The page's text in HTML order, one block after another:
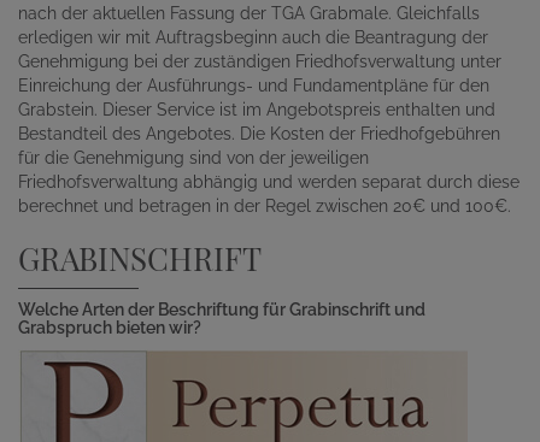
nach der aktuellen Fassung der TGA Grabmale. Gleichfalls
erledigen wir mit Auftragsbeginn auch die Beantragung der
Genehmigung bei der zuständigen Friedhofsverwaltung unter
Einreichung der Ausführungs- und Fundamentpläne für den
Grabstein. Dieser Service ist im Angebotspreis enthalten und
Bestandteil des Angebotes. Die Kosten der Friedhofgebühren
für die Genehmigung sind von der jeweiligen
Friedhofsverwaltung abhängig und werden separat durch diese
berechnet und betragen in der Regel zwischen 20€ und 100€.
GRABINSCHRIFT
Welche Arten der Beschriftung für Grabinschrift und
Grabspruch bieten wir?